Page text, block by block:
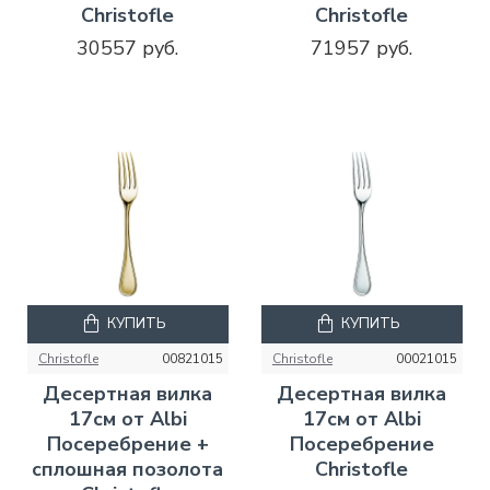
Christofle
30557 руб.
Christofle
71957 руб.
Christofle 00821015
Десертная вилка
17см от Albi
Посеребрение +
сплошная позолота
КУПИТЬ
Christofle 00021015
Десертная вилка
17см от Albi
Посеребрение
Christofle
КУПИТЬ